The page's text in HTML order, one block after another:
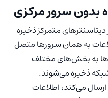
بدون سرور مرکزی
دیتاسنترهای متمرکز ذخیره
به همان سرورها متصل
به بخش‌های مختلف
ذخیره می‌شوند.
می‌کند، اطلاعات